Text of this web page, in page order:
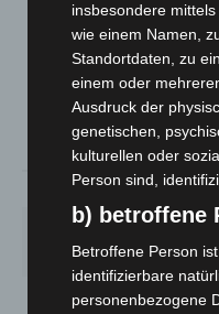
LANGENHAGEN
37%
28° 25°
insbesondere
wie einem Namen,
Standortdaten, zu
einem oder
Ausdruck der
genetischen,
kulturellen oder
Person sind,
b) betroffene
Betroffene Person
identifizierbare
personenbezogene